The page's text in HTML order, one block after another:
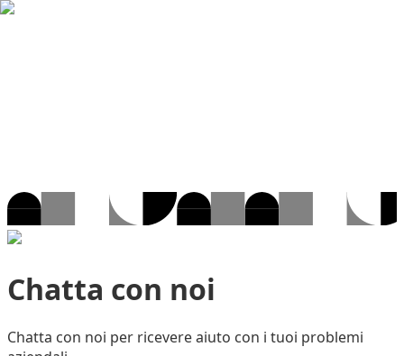
Chatta con noi
Chatta con noi per ricevere aiuto con i tuoi problemi